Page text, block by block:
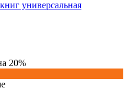
универсальная
20%